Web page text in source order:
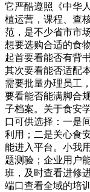
它严酷遵照《中华
植运营，课程、查
范，是不少省市市
想要选购合适的食
起首要看能否有背
其次要看能否适配
需要批量办理员工
要看能否能满脚合
子档案。关于食安
口可供选择：一是
利用；二是关心食
能进入平台。小我
题测验；企业用户
班，及时查看进修
端口查看全域的培